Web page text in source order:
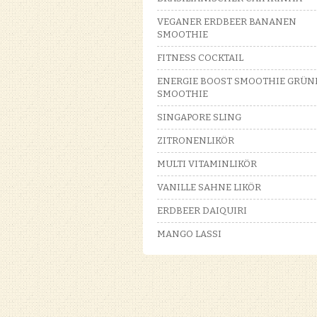
VEGANER ERDBEER BANANEN
SMOOTHIE
FITNESS COCKTAIL
ENERGIE BOOST SMOOTHIE
SMOOTHIE
SINGAPORE SLING
ZITRONENLIKÖR
MULTI VITAMINLIKÖR
VANILLE SAHNE LIKÖR
ERDBEER DAIQUIRI
MANGO LASSI